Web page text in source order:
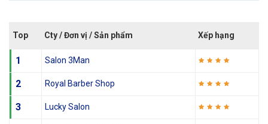
Top Cty / Đơn vị / Sản phẩm Xếp hạng
1 Salon 3Man
2 Royal Barber Shop
3 Lucky Salon